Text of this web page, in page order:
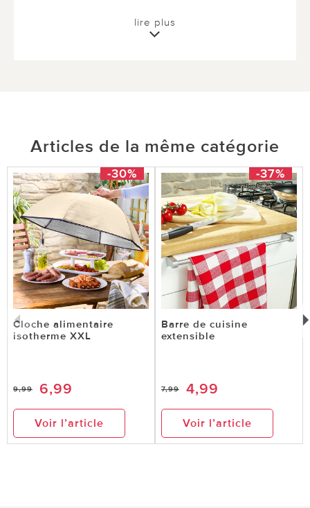
pas utile
lire plus
Articles de la même catégorie
-30%
Cloche alimentaire
isotherme XXL
9,99 6,99
Voir l’article
-37%
Barre de cuisine
extensible
7,99 4,99
Voir l’article